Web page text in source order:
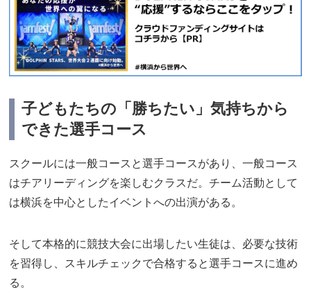
子どもたちの「勝ちたい」気持ちから
できた選手コース
スクールには一般コースと選手コースがあり、一般コース
はチアリーディングを楽しむクラスだ。チーム活動として
は横浜を中心としたイベントへの出演がある。
そして本格的に競技大会に出場したい生徒は、必要な技術
を習得し、スキルチェックで合格すると選手コースに進め
る。